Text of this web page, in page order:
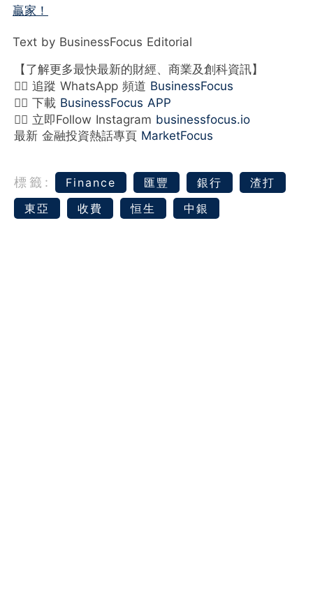
贏家！
Text by BusinessFocus Editorial
【了解更多最快最新的財經、商業及創科資訊】
👉🏻 追蹤 WhatsApp 頻道 BusinessFocus
👉🏻 下載 BusinessFocus APP
👉🏻 立即Follow Instagram businessfocus.io
最新 金融投資熱話專頁 MarketFocus
標籤: Finance 匯豐 銀行
渣打
東亞
收費 恒生 中銀